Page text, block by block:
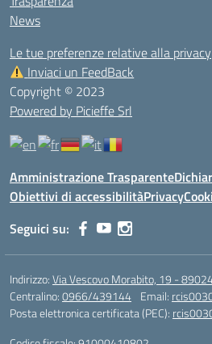
News
Le tue preferenze relative alla privacy
Inviaci un FeedBack
Copyright © 2023
Powered by Picieffe Srl
Amministrazione Trasparente
Obiettivi di accessibilitàPrivacy
Seguici su:
Indirizzo:Via Vescovo Morabito, 19 -
Centralino:0966/439144 Email:
Posta elettronica certificata (PEC):